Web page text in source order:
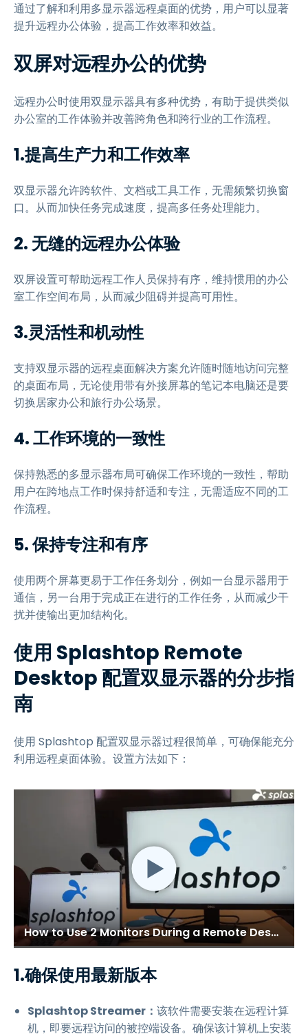
通过了解和利用多显示器远程桌面的优势，用户可以显著
提升远程办公体验，提高工作效率和效益。
双屏对远程办公的优势
远程办公时使用双显示器具有多种优势，有助于提供类似
办公室的工作体验并改善跨角色和跨行业的工作流程。
1.提高生产力和工作效率
双显示器允许跨软件、文档或工具工作，无需频繁切换窗
口。从而加快任务完成速度，提高多任务处理能力。
2. 无缝的远程办公体验
双屏设置可帮助远程工作人员保持有序，维持惯用的办公
室工作空间布局，从而减少阻碍并提高可用性。
3.灵活性和机动性
支持双显示器的远程桌面解决方案允许随时随地访问完整
的桌面布局，无论使用带有外接屏幕的笔记本电脑还是要
切换居家办公和旅行办公场景。
4. 工作环境的一致性
保持熟悉的多显示器布局可确保工作环境的一致性，帮助
用户在跨地点工作时保持舒适和专注，无需适应不同的工
作流程。
5. 保持专注和有序
使用两个屏幕更易于工作任务划分，例如一台显示器用于
通信，另一台用于完成正在进行的工作任务，从而减少干
扰并使输出更加结构化。
使用 Splashtop Remote
Desktop 配置双显示器的分步指
南
使用 Splashtop 配置双显示器过程很简单，可确保能充分
利用远程桌面体验。设置方法如下：
How to Use 2 Monitors During a Remote Desktop Session
1.确保使用最新版本
Splashtop Streamer： 该软件需要安装在远程计算
机，即要远程访问的被控端设备。确保该计算机上安装